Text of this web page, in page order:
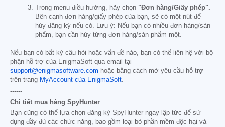
Trong menu điều hướng, hãy chọn "Đơn hàng/Giấy phép".
Bên cạnh đơn hàng/giấy phép của bạn, sẽ có một nút để
hủy đăng ký nếu có. Lưu ý: Nếu bạn có nhiều đơn hàng/sản
phẩm, bạn cần hủy từng đơn hàng/sản phẩm một.
Nếu bạn có bất kỳ câu hỏi hoặc vấn đề nào, bạn có thể liên hệ với bộ
phận hỗ trợ của EnigmaSoft qua email tại
support@enigmasoftware.com hoặc bằng cách mở yêu cầu hỗ trợ
trên trang MyAccount của EnigmaSoft.
------
Chi tiết mua hàng SpyHunter
Bạn cũng có thể lựa chọn đăng ký SpyHunter ngay lập tức để sử
dụng đầy đủ các chức năng, bao gồm loại bỏ phần mềm độc hại và